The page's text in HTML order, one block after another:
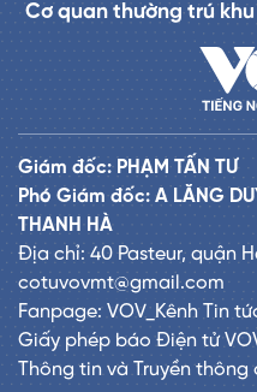
Cơ quan thường trú khu
Giám đốc: PHẠM TẤN TƯ
Phó Giám đốc: A LĂNG
THANH HÀ
Địa chỉ: 40 Pasteur, quận
cotuvovmt@gmail.com
Fanpage: VOV_Kênh Tin
Giấy phép báo Điện tử
Thông tin và Truyền thông